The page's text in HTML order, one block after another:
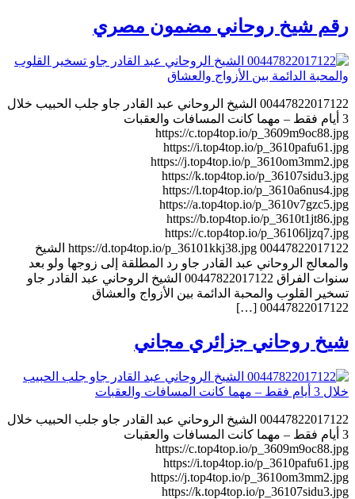
رقم شيخ روحاني مضمون مصري
00447822017122 الشيخ الروحاني عبد القادر جاو جلب الحبيب خلال
3 أيام فقط – مهما كانت المسافات والعقبات
https://c.top4top.io/p_3609m9oc88.jpg
https://i.top4top.io/p_3610pafu61.jpg
https://j.top4top.io/p_3610om3mm2.jpg
https://k.top4top.io/p_36107sidu3.jpg
https://l.top4top.io/p_3610a6nus4.jpg
https://a.top4top.io/p_3610v7gzc5.jpg
https://b.top4top.io/p_3610t1jt86.jpg
https://c.top4top.io/p_36106ljzq7.jpg
https://d.top4top.io/p_36101kkj38.jpg 00447822017122 الشيخ
والمعالج الروحاني عبد القادر جاو رد المطلقة إلى زوجها ولو بعد
سنوات الفراق 00447822017122 الشيخ الروحاني عبد القادر جاو
تسخير القلوب والمحبة الدائمة بين الأزواج والعشاق
00447822017122 […]
شيخ روحاني جزائري مجاني
00447822017122 الشيخ الروحاني عبد القادر جاو جلب الحبيب خلال
3 أيام فقط – مهما كانت المسافات والعقبات
https://c.top4top.io/p_3609m9oc88.jpg
https://i.top4top.io/p_3610pafu61.jpg
https://j.top4top.io/p_3610om3mm2.jpg
https://k.top4top.io/p_36107sidu3.jpg